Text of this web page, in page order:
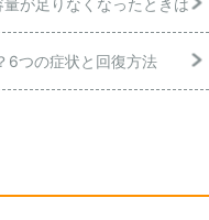
が足りなくなったときは
6つの症状と回復方法